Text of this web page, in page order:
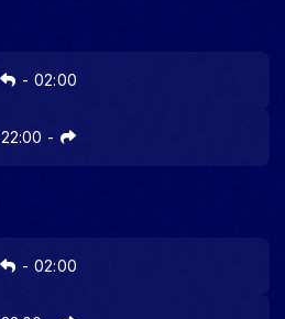
- 02:00
22:00 -
- 02:00